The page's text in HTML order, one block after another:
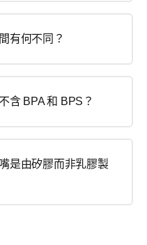
有何不同？
含 BPA 和 BPS？
是由矽膠而非乳膠製